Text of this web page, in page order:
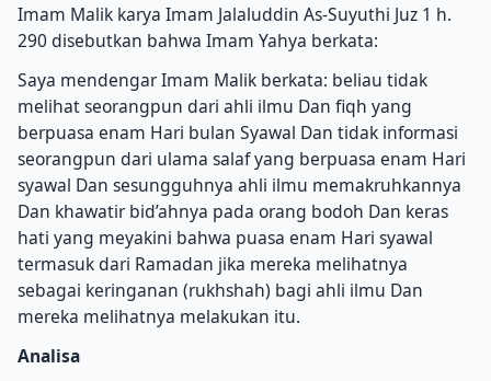
Imam Malik karya Imam Jalaluddin As-Suyuthi Juz 1 h.
290 disebutkan bahwa Imam Yahya berkata:
Saya mendengar Imam Malik berkata: beliau tidak
melihat seorangpun dari ahli ilmu Dan fiqh yang
berpuasa enam Hari bulan Syawal Dan tidak informasi
seorangpun dari ulama salaf yang berpuasa enam Hari
syawal Dan sesungguhnya ahli ilmu memakruhkannya
Dan khawatir bid’ahnya pada orang bodoh Dan keras
hati yang meyakini bahwa puasa enam Hari syawal
termasuk dari Ramadan jika mereka melihatnya
sebagai keringanan (rukhshah) bagi ahli ilmu Dan
mereka melihatnya melakukan itu.
Analisa